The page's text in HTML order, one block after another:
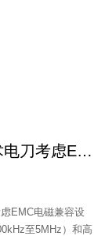
手术电刀,为什么手术电刀考虑EMC电磁兼容？
EMC电磁兼容设
至5MHz）和高